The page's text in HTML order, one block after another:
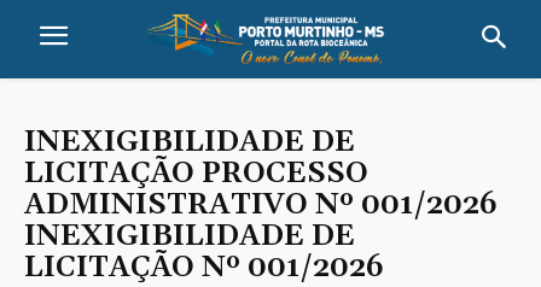
INEXIGIBILIDADE DE
LICITAÇÃO PROCESSO
ADMINISTRATIVO Nº 001/2026
INEXIGIBILIDADE DE
LICITAÇÃO Nº 001/2026